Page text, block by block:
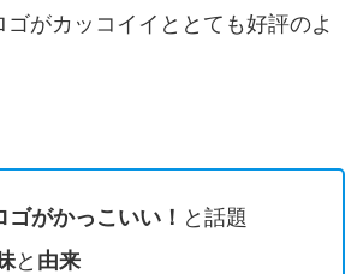
がカッコイイととても好評のよ
ゴがかっこいい！ と話題
と 由来